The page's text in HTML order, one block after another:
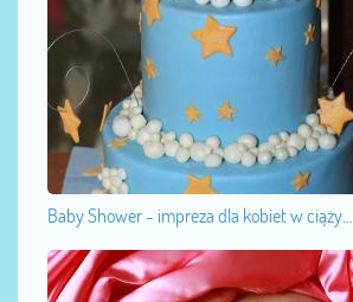
Baby Shower - impreza dla kobiet w ciąży...